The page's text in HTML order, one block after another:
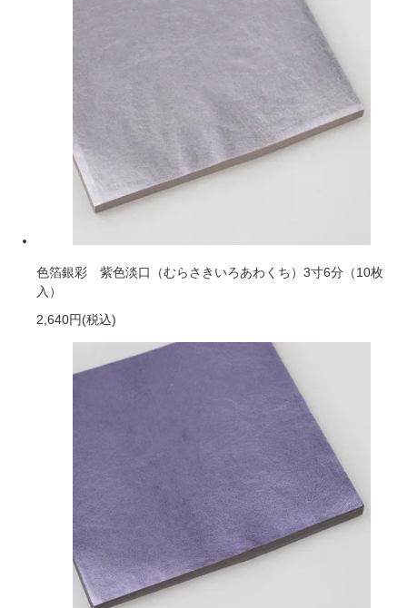
色箔銀彩 紫色淡口（むらさきいろあわくち）3寸6分（10枚
入）
2,640円(税込)